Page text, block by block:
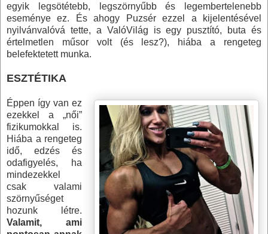
egyik legsötétebb, legszörnyűbb és legembertelenebb
eseménye ez. És ahogy Puzsér ezzel a kijelentésével
nyilvánvalóvá tette, a ValóVilág is egy pusztító, buta és
értelmetlen műsor volt (és lesz?), hiába a rengeteg
belefektetett munka.
ESZTÉTIKA
Éppen így van ez
ezekkel a „női”
fizikumokkal is.
Hiába a rengeteg
idő, edzés és
odafigyelés, ha
mindezekkel
csak valami
szörnyűséget
hozunk létre.
Valamit, ami